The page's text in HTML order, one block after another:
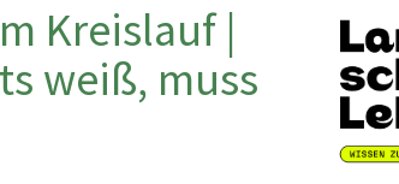
Kreislauf |
weiß, muss